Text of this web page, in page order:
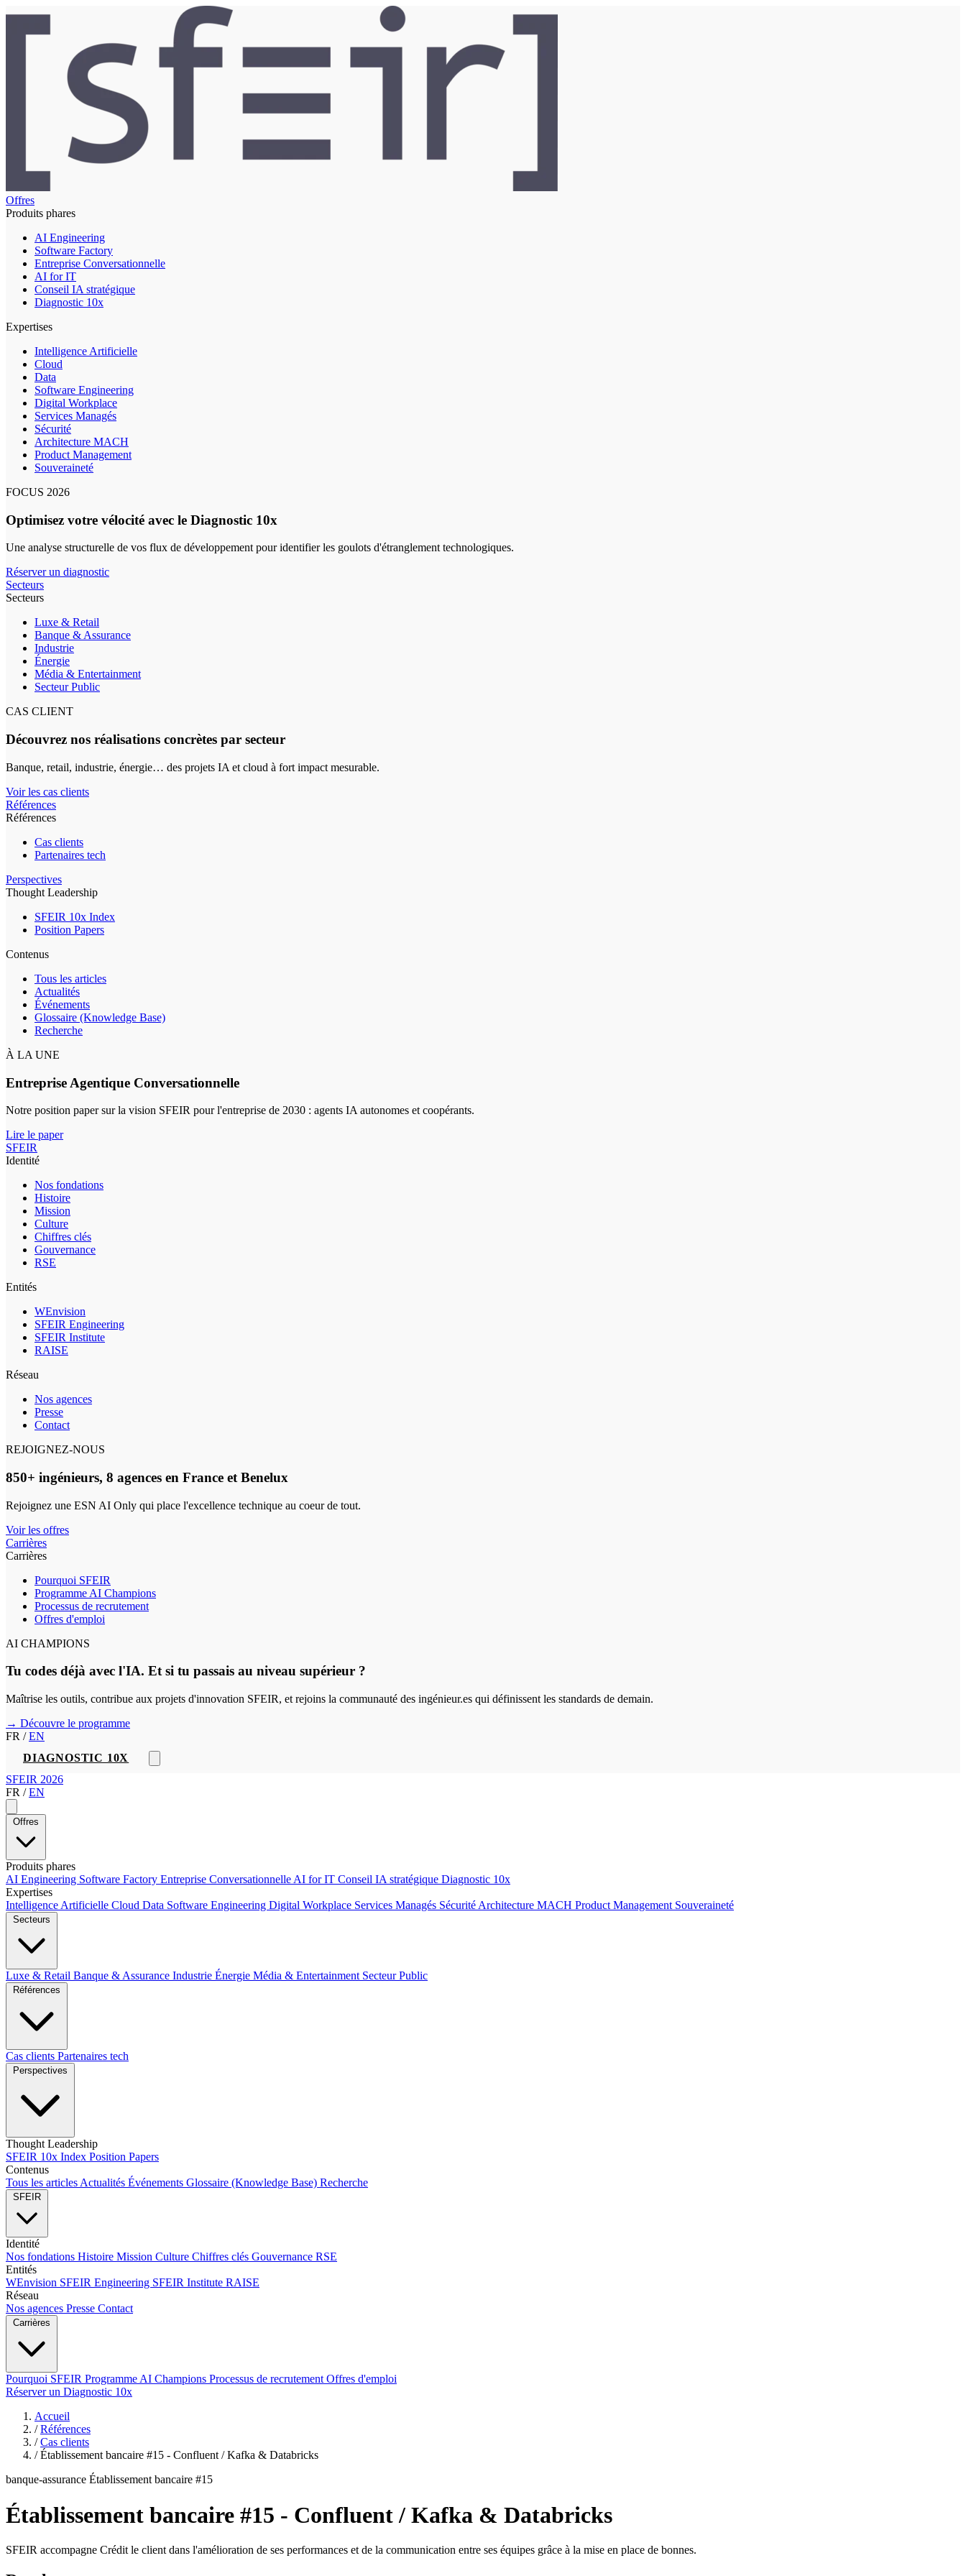
Offres
Produits phares
AI Engineering
Software Factory
Entreprise Conversationnelle
AI for IT
Conseil IA stratégique
Diagnostic 10x
Expertises
Intelligence Artificielle
Cloud
Data
Software Engineering
Digital Workplace
Services Managés
Sécurité
Architecture MACH
Product Management
Souveraineté
FOCUS 2026
Optimisez votre vélocité avec le Diagnostic 10x
Une analyse structurelle de vos flux de développement pour identifier les goulots d'étranglement technologiques.
Réserver un diagnostic
Secteurs
Secteurs
Luxe & Retail
Banque & Assurance
Industrie
Énergie
Média & Entertainment
Secteur Public
CAS CLIENT
Découvrez nos réalisations concrètes par secteur
Banque, retail, industrie, énergie… des projets IA et cloud à fort impact mesurable.
Voir les cas clients
Références
Références
Cas clients
Partenaires tech
Perspectives
Thought Leadership
SFEIR 10x Index
Position Papers
Contenus
Tous les articles
Actualités
Événements
Glossaire (Knowledge Base)
Recherche
À LA UNE
Entreprise Agentique Conversationnelle
Notre position paper sur la vision SFEIR pour l'entreprise de 2030 : agents IA autonomes et coopérants.
Lire le paper
SFEIR
Identité
Nos fondations
Histoire
Mission
Culture
Chiffres clés
Gouvernance
RSE
Entités
WEnvision
SFEIR Engineering
SFEIR Institute
RAISE
Réseau
Nos agences
Presse
Contact
REJOIGNEZ-NOUS
850+ ingénieurs, 8 agences en France et Benelux
Rejoignez une ESN AI Only qui place l'excellence technique au coeur de tout.
Voir les offres
Carrières
Carrières
Pourquoi SFEIR
Programme AI Champions
Processus de recrutement
Offres d'emploi
AI CHAMPIONS
Tu codes déjà avec l'IA. Et si tu passais au niveau supérieur ?
Maîtrise les outils, contribue aux projets d'innovation SFEIR, et rejoins la communauté des ingénieur.es qui définissent les standards de demain.
→ Découvre le programme
FR / EN
DIAGNOSTIC 10X
SFEIR 2026
FR / EN
Offres
Produits phares
AI Engineering Software Factory Entreprise Conversationnelle AI for IT Conseil IA stratégique Diagnostic 10x
Expertises
Intelligence Artificielle Cloud Data Software Engineering Digital Workplace Services Managés Sécurité Architecture MACH Product Management Souveraineté
Secteurs
Luxe & Retail Banque & Assurance Industrie Énergie Média & Entertainment Secteur Public
Références
Cas clients Partenaires tech
Perspectives
Thought Leadership
SFEIR 10x Index Position Papers
Contenus
Tous les articles Actualités Événements Glossaire (Knowledge Base) Recherche
SFEIR
Identité
Nos fondations Histoire Mission Culture Chiffres clés Gouvernance RSE
Entités
WEnvision SFEIR Engineering SFEIR Institute RAISE
Réseau
Nos agences Presse Contact
Carrières
Pourquoi SFEIR Programme AI Champions Processus de recrutement Offres d'emploi
Réserver un Diagnostic 10x
Accueil
/ Références
/ Cas clients
/ Établissement bancaire #15 - Confluent / Kafka & Databricks
banque-assurance Établissement bancaire #15
Établissement bancaire #15 - Confluent / Kafka & Databricks
SFEIR accompagne Crédit le client dans l'amélioration de ses performances et de la communication entre ses équipes grâce à la mise en place de bonnes.